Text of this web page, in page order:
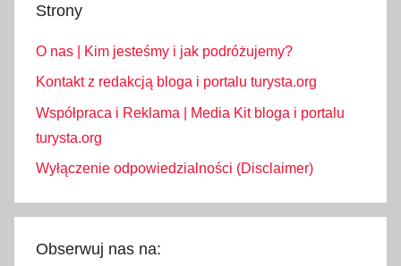
Strony
O nas | Kim jesteśmy i jak podróżujemy?
Kontakt z redakcją bloga i portalu turysta.org
Współpraca i Reklama | Media Kit bloga i portalu
turysta.org
Wyłączenie odpowiedzialności (Disclaimer)
Obserwuj nas na: